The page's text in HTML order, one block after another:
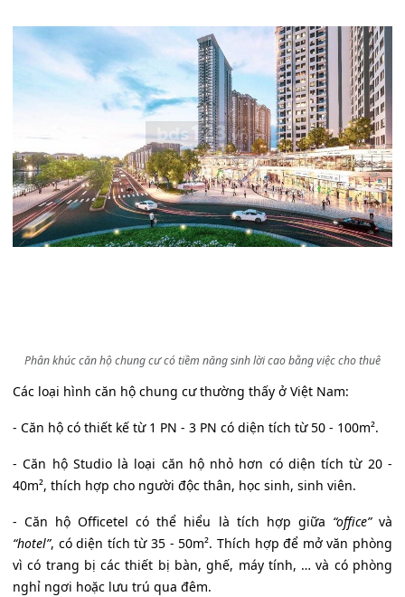
Phân khúc căn hộ chung cư có tiềm năng sinh lời cao bằng việc cho thuê
Các loại hình căn hộ chung cư thường thấy ở Việt Nam:
- Căn hộ có thiết kế từ 1 PN - 3 PN có diện tích từ 50 - 100m².
- Căn hộ Studio là loại căn hộ nhỏ hơn có diện tích từ 20 -
40m², thích hợp cho người độc thân, học sinh, sinh viên.
- Căn hộ Officetel có thể hiểu là tích hợp giữa “office”và
“hotel”, có diện tích từ 35 - 50m². Thích hợp để mở văn phòng
vì có trang bị các thiết bị bàn, ghế, máy tính, … và có phòng
nghỉ ngơi hoặc lưu trú qua đêm.